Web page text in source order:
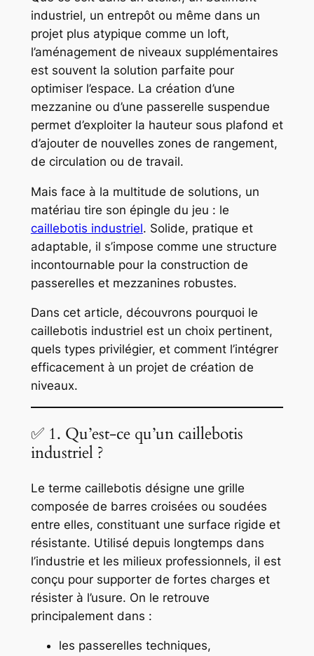
industriel, un entrepôt ou même dans un
projet plus atypique comme un loft,
l’aménagement de niveaux supplémentaires
est souvent la solution parfaite pour
optimiser l’espace. La création d’une
mezzanine ou d’une passerelle suspendue
permet d’exploiter la hauteur sous plafond et
d’ajouter de nouvelles zones de rangement,
de circulation ou de travail.
Mais face à la multitude de solutions, un
matériau tire son épingle du jeu : le
caillebotis industriel. Solide, pratique et
adaptable, il s’impose comme une structure
incontournable pour la construction de
passerelles et mezzanines robustes.
Dans cet article, découvrons pourquoi le
caillebotis industriel est un choix pertinent,
quels types privilégier, et comment l’intégrer
efficacement à un projet de création de
niveaux.
✅ 1. Qu’est-ce qu’un caillebotis
industriel ?
Le terme caillebotis désigne une grille
composée de barres croisées ou soudées
entre elles, constituant une surface rigide et
résistante. Utilisé depuis longtemps dans
l’industrie et les milieux professionnels, il est
conçu pour supporter de fortes charges et
résister à l’usure. On le retrouve
principalement dans :
les passerelles techniques,